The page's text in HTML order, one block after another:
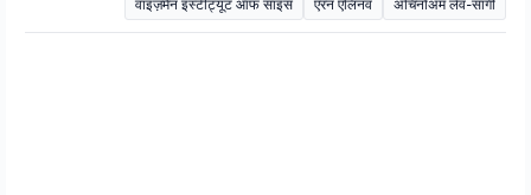
अचिनोअम लेव-सागी
एरन एलिनव
वाइज़मैन इंस्टीट्यूट ऑफ साइंस